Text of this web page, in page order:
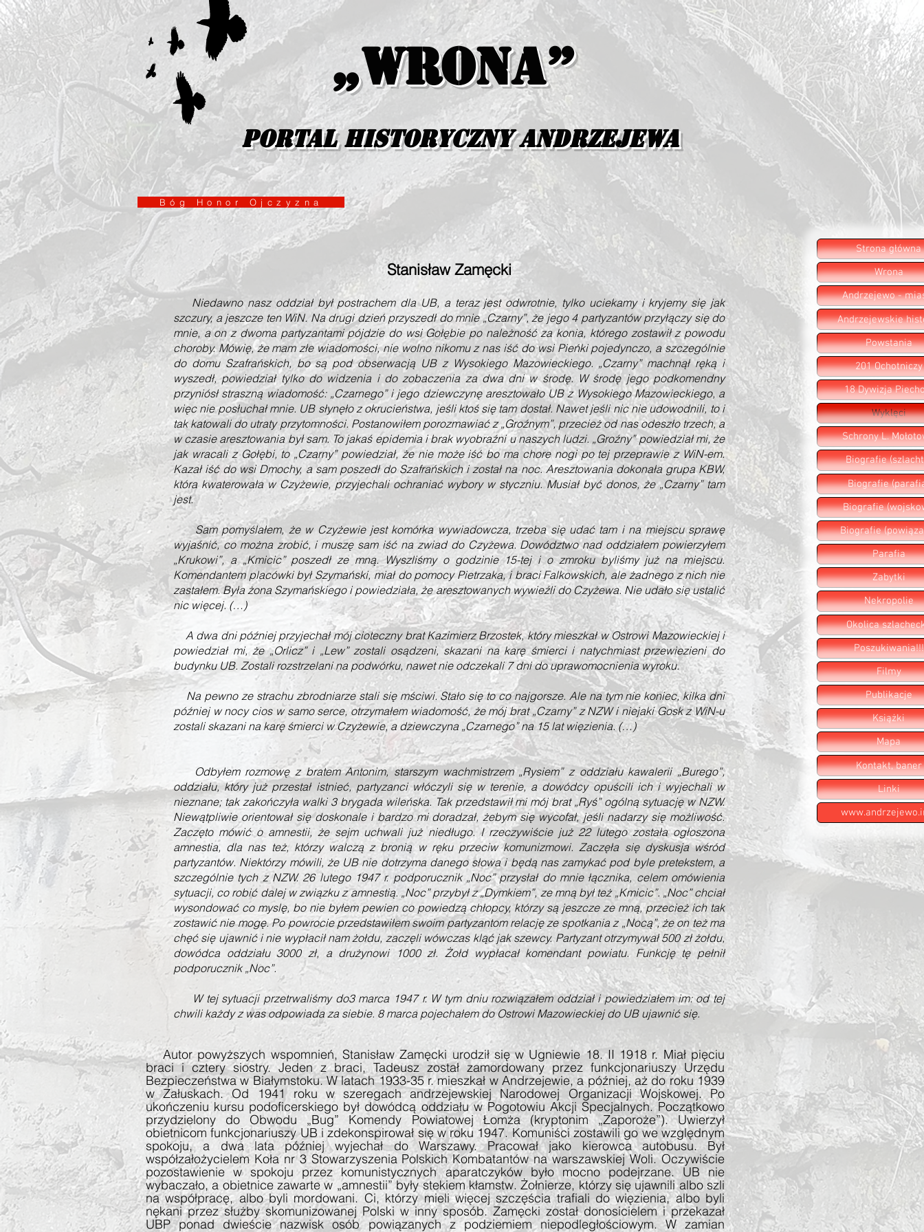
„Wrona”
portal historyczny Andrzejewa
Bóg Honor Ojczyzna
Stanisław Zamęcki
Niedawno nasz oddział był postrachem dla UB, a teraz jest odwrotnie, tylko uciekamy i kryjemy się jak
szczury, a jeszcze ten WiN. Na drugi dzień przyszedł do mnie „Czarny”, że jego 4 partyzantów przyłączy się do
mnie, a on z dwoma partyzantami pójdzie do wsi Gołębie po należność za konia, którego zostawił z powodu
choroby. Mówię, że mam złe wiadomości, nie wolno nikomu z nas iść do wsi Pieńki pojedynczo, a szczególnie
do domu Szafrańskich, bo są pod obserwacją UB z Wysokiego Mazowieckiego. „Czarny” machnął ręką i
wyszedł, powiedział tylko do widzenia i do zobaczenia za dwa dni w środę. W środę jego podkomendny
przyniósł straszną wiadomość: „Czarnego” i jego dziewczynę aresztowało UB z Wysokiego Mazowieckiego, a
więc nie posłuchał mnie. UB słynęło z okrucieństwa, jeśli ktoś się tam dostał. Nawet jeśli nic nie udowodnili, to i
tak katowali do utraty przytomności. Postanowiłem porozmawiać z „Groźnym”, przecież od nas odeszło trzech, a
w czasie aresztowania był sam. To jakaś epidemia i brak wyobraźni u naszych ludzi. „Groźny” powiedział mi, że
jak wracali z Gołębi, to „Czarny” powiedział, że nie może iść bo ma chore nogi po tej przeprawie z WiN-em.
Kazał iść do wsi Dmochy, a sam poszedł do Szafrańskich i został na noc. Aresztowania dokonała grupa KBW,
która kwaterowała w Czyżewie, przyjechali ochraniać wybory w styczniu. Musiał być donos, że „Czarny” tam
jest.
Sam pomyślałem, że w Czyżewie jest komórka wywiadowcza, trzeba się udać tam i na miejscu sprawę
wyjaśnić, co można zrobić, i muszę sam iść na zwiad do Czyżewa. Dowództwo nad oddziałem powierzyłem
„Krukowi”, a „Kmicic” poszedł ze mną. Wyszliśmy o godzinie 15-tej i o zmroku byliśmy już na miejscu.
Komendantem placówki był Szymański, miał do pomocy Pietrzaka, i braci Falkowskich, ale żadnego z nich nie
zastałem. Była żona Szymańskiego i powiedziała, że aresztowanych wywieźli do Czyżewa. Nie udało się ustalić
nic więcej. (…)
A dwa dni później przyjechał mój cioteczny brat Kazimierz Brzostek, który mieszkał w Ostrowi Mazowieckiej i
powiedział mi, że „Orlicz” i „Lew” zostali osądzeni, skazani na karę śmierci i natychmiast przewiezieni do
budynku UB. Zostali rozstrzelani na podwórku, nawet nie odczekali 7 dni do uprawomocnienia wyroku.
Na pewno ze strachu zbrodniarze stali się mściwi. Stało się to co najgorsze. Ale na tym nie koniec, kilka dni
później w nocy cios w samo serce, otrzymałem wiadomość, że mój brat „Czarny” z NZW i niejaki Gosk z WiN-u
zostali skazani na karę śmierci w Czyżewie, a dziewczyna „Czarnego” na 15 lat więzienia. (…)
Odbyłem rozmowę z bratem Antonim, starszym wachmistrzem „Rysiem” z oddziału kawalerii „Burego”,
oddziału, który już przestał istnieć, partyzanci włóczyli się w terenie, a dowódcy opuścili ich i wyjechali w
nieznane; tak zakończyła walki 3 brygada wileńska. Tak przedstawił mi mój brat „Ryś” ogólną sytuację w NZW.
Niewątpliwie orientował się doskonale i bardzo mi doradzał, żebym się wycofał, jeśli nadarzy się możliwość.
Zaczęto mówić o amnestii, że sejm uchwali już niedługo. I rzeczywiście już 22 lutego została ogłoszona
amnestia, dla nas też, którzy walczą z bronią w ręku przeciw komunizmowi. Zaczęła się dyskusja wśród
partyzantów. Niektórzy mówili, że UB nie dotrzyma danego słowa i będą nas zamykać pod byle pretekstem, a
szczególnie tych z NZW. 26 lutego 1947 r. podporucznik „Noc” przysłał do mnie łącznika, celem omówienia
sytuacji, co robić dalej w związku z amnestią. „Noc” przybył z „Dymkiem”, ze mną był też „Kmicic”. „Noc” chciał
wysondować co myslę, bo nie byłem pewien co powiedzą chłopcy, którzy są jeszcze ze mną, przecież ich tak
zostawić nie mogę. Po powrocie przedstawiłem swoim partyzantom relację ze spotkania z „Nocą”, że on też ma
chęć się ujawnić i nie wypłacił nam żołdu, zaczęli wówczas kląć jak szewcy. Partyzant otrzymywał 500 zł żołdu,
dowódca oddziału 3000 zł, a drużynowi 1000 zł. Żołd wypłacał komendant powiatu. Funkcję tę pełnił
podporucznik „Noc”.
W tej sytuacji przetrwaliśmy do3 marca 1947 r. W tym dniu rozwiązałem oddział i powiedziałem im: od tej
chwili każdy z was odpowiada za siebie. 8 marca pojechałem do Ostrowi Mazowieckiej do UB ujawnić się.
Autor powyższych wspomnień, Stanisław Zamęcki urodził się w Ugniewie 18. II 1918 r. Miał pięciu
braci i cztery siostry. Jeden z braci, Tadeusz został zamordowany przez funkcjonariuszy Urzędu
Bezpieczeństwa w Białymstoku. W latach 1933-35 r. mieszkał w Andrzejewie, a później, aż do roku 1939
w Załuskach. Od 1941 roku w szeregach andrzejewskiej Narodowej Organizacji Wojskowej. Po
ukończeniu kursu podoficerskiego był dowódcą oddziału w Pogotowiu Akcji Specjalnych. Początkowo
przydzielony do Obwodu „Bug” Komendy Powiatowej Łomża (kryptonim „Zaporoże”). Uwierzył
obietnicom funkcjonariuszy UB i zdekonspirował się w roku 1947. Komuniści zostawili go we względnym
spokoju, a dwa lata później wyjechał do Warszawy. Pracował jako kierowca autobusu. Był
współzałożycielem Koła nr 3 Stowarzyszenia Polskich Kombatantów na warszawskiej Woli. Oczywiście
pozostawienie w spokoju przez komunistycznych aparatczyków było mocno podejrzane. UB nie
wybaczało, a obietnice zawarte w „amnestii” były stekiem kłamstw. Żołnierze, którzy się ujawnili albo szli
na współpracę, albo byli mordowani. Ci, którzy mieli więcej szczęścia trafiali do więzienia, albo byli
nękani przez służby skomunizowanej Polski w inny sposób. Zamęcki został donosicielem i przekazał
UBP ponad dwieście nazwisk osób powiązanych z podziemiem niepodległościowym. W zamian
Strona główna
Wrona
Andrzejewo -
Andrzejewskie
Powstania
201 Ochotniczy
18 Dywizja
Wyklęci
Schrony L.
Biografie
Biografie
Biografie
Biografie
Parafia
Zabytki
Nekropolie
Okolica
Poszukiwania!!!
Filmy
Publikacje
Książki
Mapa
Kontakt, baner
Linki